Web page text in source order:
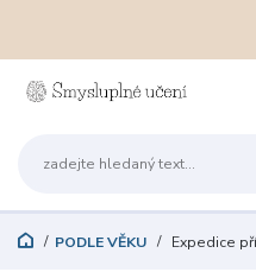
PODLE VĚKU Expedice